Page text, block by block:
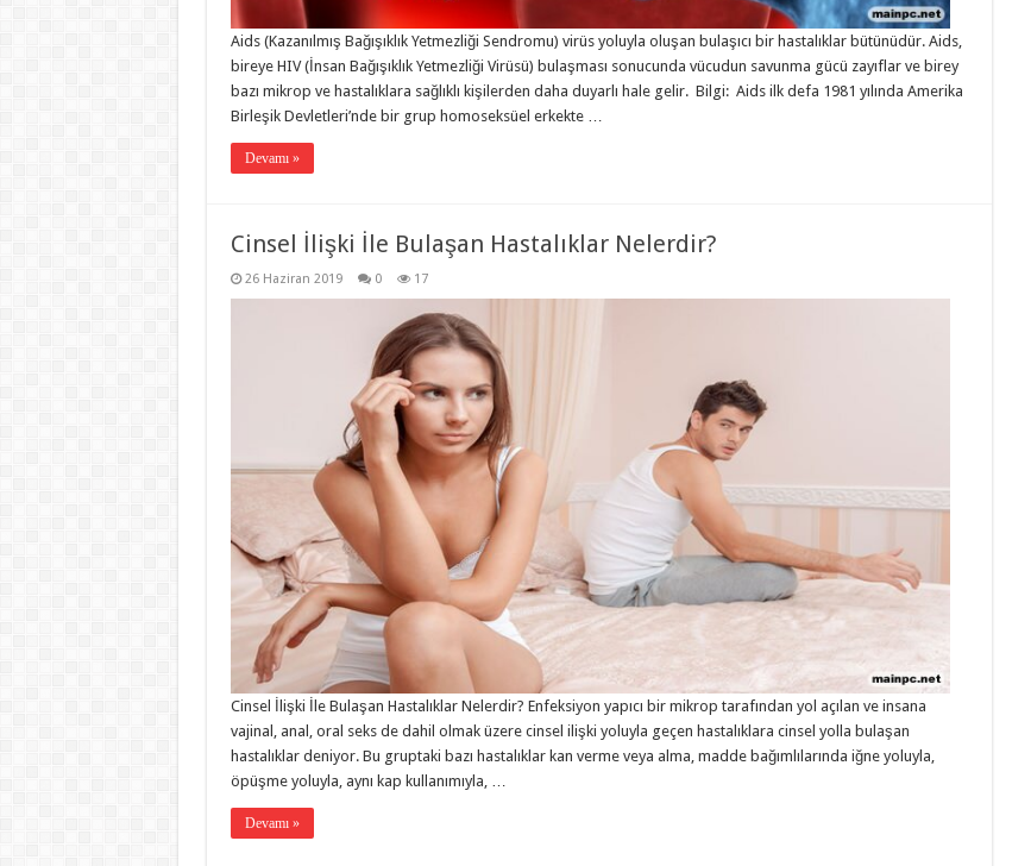
Aids (Kazanılmış Bağışıklık Yetmezliği Sendromu) virüs yoluyla oluşan bulaşıcı bir hastalıklar bütünüdür. Aids,
bireye HIV (İnsan Bağışıklık Yetmezliği Virüsü) bulaşması sonucunda vücudun savunma gücü zayıflar ve birey
bazı mikrop ve hastalıklara sağlıklı kişilerden daha duyarlı hale gelir. Bilgi: Aids ilk defa 1981 yılında Amerika
Birleşik Devletleri’nde bir grup homoseksüel erkekte …
Devamı »
Cinsel İlişki İle Bulaşan Hastalıklar Nelerdir?
26 Haziran 2019 0 17
Cinsel İlişki İle Bulaşan Hastalıklar Nelerdir? Enfeksiyon yapıcı bir mikrop tarafından yol açılan ve insana
vajinal, anal, oral seks de dahil olmak üzere cinsel ilişki yoluyla geçen hastalıklara cinsel yolla bulaşan
hastalıklar deniyor. Bu gruptaki bazı hastalıklar kan verme veya alma, madde bağımlılarında iğne yoluyla,
öpüşme yoluyla, aynı kap kullanımıyla, …
Devamı »